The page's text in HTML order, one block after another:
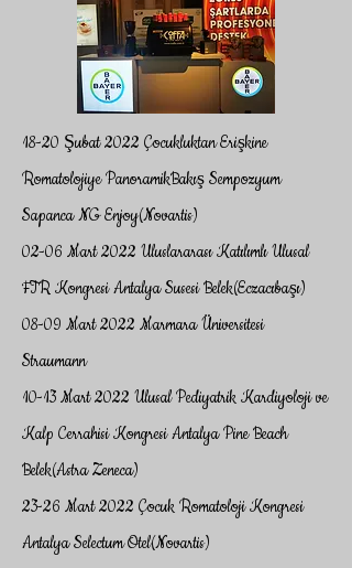
18-20 Şubat 2022 Çocukluktan Erişkine
Romatolojiye PanoramikBakış Sempozyum
Sapanca NG Enjoy(Novartis)
02-06 Mart 2022 Uluslararası Katılımlı Ulusal
FTR Kongresi Antalya Susesi Belek(Eczacıbaşı)
08-09 Mart 2022 Marmara Üniversitesi
Straumann
10-13 Mart 2022 Ulusal Pediyatrik Kardiyoloji ve
Kalp Cerrahisi Kongresi Antalya Pine Beach
Belek(Astra Zeneca)
23-26 Mart 2022 Çocuk Romatoloji Kongresi
Antalya Selectum Otel(Novartis)